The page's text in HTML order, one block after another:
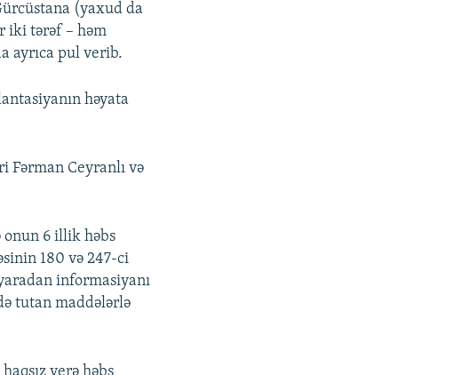
(yaxud da
iki tərəf – həm
ayrıca pul verib.
həyata
Fərman Ceyranlı və
onun 6 illik həbs
180 və 247-ci
informasiyanı
tutan maddələrlə